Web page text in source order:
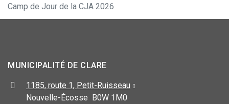
Camp de Jour de la CJA 2026
MUNICIPALITÉ DE CLARE
1185, route 1, Petit-Ruisseau
Nouvelle-Écosse B0W 1M0